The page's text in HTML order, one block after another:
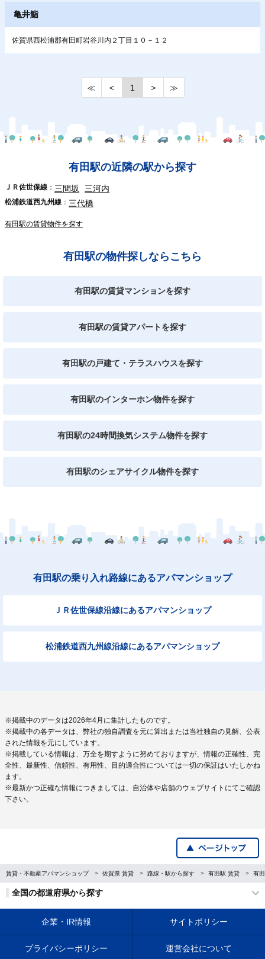
亀井鮨
佐賀県西松浦郡有田町岩谷川内２丁目１０－１２
≪ < 1 > ≫
有田駅の近隣の駅から探す
ＪＲ佐世保線 三間坂 三河内
松浦鉄道西九州線 三代橋
有田駅の賃貸物件を探す
有田駅の物件探しならこちら
有田駅の賃貸マンションを探す
有田駅の賃貸アパートを探す
有田駅の戸建て・テラスハウスを探す
有田駅のインターホン物件を探す
有田駅の24時間換気システム物件を探す
有田駅のシェアサイクル物件を探す
有田駅の乗り入れ路線にあるアパマンショップ
ＪＲ佐世保線沿線にあるアパマンショップ
松浦鉄道西九州線沿線にあるアパマンショップ
※掲載中のデータは2026年4月に集計したものです。
※掲載中の各データは、弊社の独自調査を元に算出または当社独自の見解、公表
された情報を元にしています。
※掲載している情報は、万全を期すように努めておりますが、情報の正確性、完
全性、最新性、信頼性、有用性、目的適合性については一切の保証はいたしかね
ます。
※最新かつ正確な情報につきましては、自治体や店舗のウェブサイトにてご確認
下さい。
賃貸・不動産アパマンショップ 佐賀県 賃貸 路線・駅から探す 有田駅 賃貸 有
全国の都道府県から探す
企業・IR情報 サイトポリシー
プライバシーポリシー 運営会社について